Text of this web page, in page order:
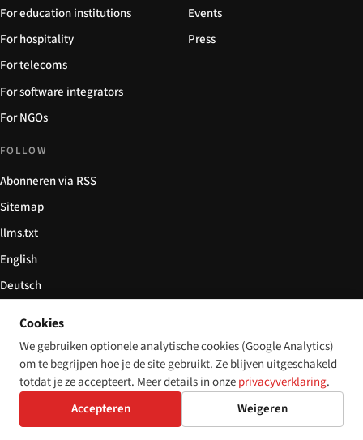
For education institutions
For hospitality
For telecoms
For software integrators
For NGOs
Events
Press
FOLLOW
Abonneren via RSS
Sitemap
llms.txt
English
Deutsch
Italiano
Български
简体中文
Cookies
We gebruiken optionele analytische cookies (Google Analytics)
om te begrijpen hoe je de site gebruikt. Ze blijven uitgeschakeld
totdat je ze accepteert. Meer details in onzeprivacyverklaring.
Accepteren
Weigeren